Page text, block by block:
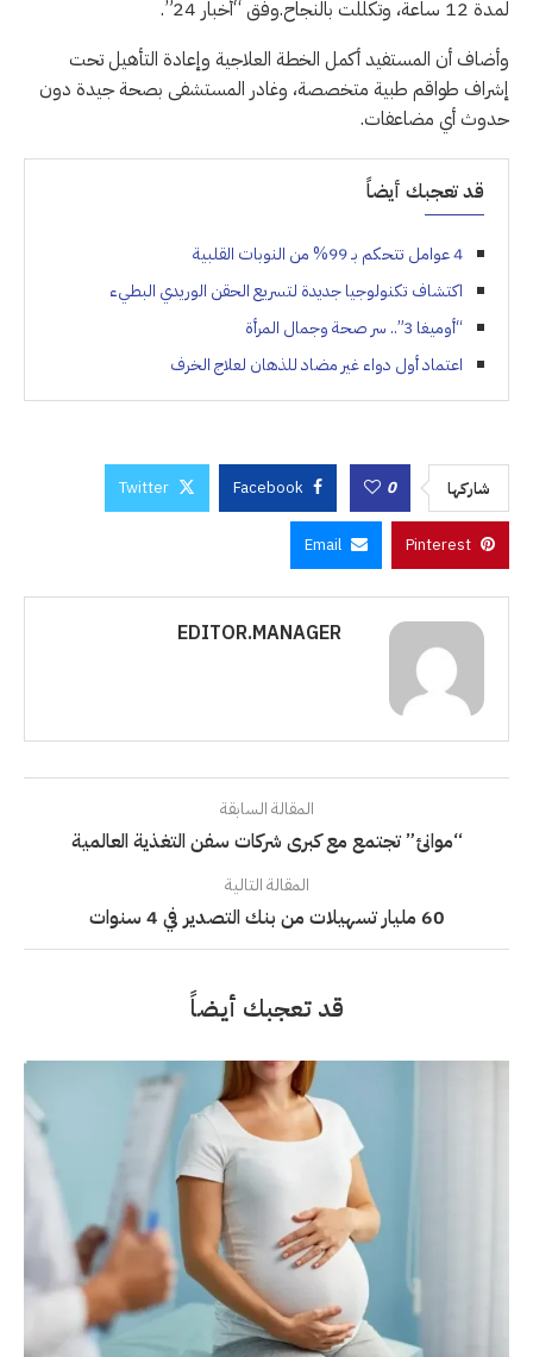
لمدة 12 ساعة، وتكللت بالنجاح.وفق “أخبار 24”.
وأضاف أن المستفيد أكمل الخطة العلاجية وإعادة التأهيل تحت
إشراف طواقم طبية متخصصة، وغادر المستشفى بصحة جيدة دون
حدوث أي مضاعفات.
قد تعجبك أيضاً
4 عوامل تتحكم بـ 99% من النوبات القلبية
اكتشاف تكنولوجيا جديدة لتسريع الحقن الوريدي البطيء
“أوميغا 3”.. سر صحة وجمال المرأة
اعتماد أول دواء غير مضاد للذهان لعلاج الخرف
شاركها 0
Facebook
Twitter
Pinterest
Email
EDITOR.MANAGER
المقالة السابقة
“موانئ” تجتمع مع كبرى شركات سفن التغذية العالمية
المقالة التالية
60 مليار تسهيلات من بنك التصدير في 4 سنوات
قد تعجبك أيضاً